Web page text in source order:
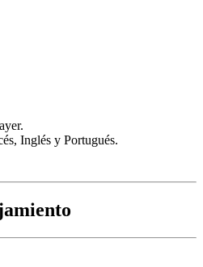
Inglés y Portugués.